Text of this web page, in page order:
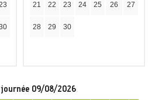
21 22 23 24 25 26 27
28 29 30
09/08/2026